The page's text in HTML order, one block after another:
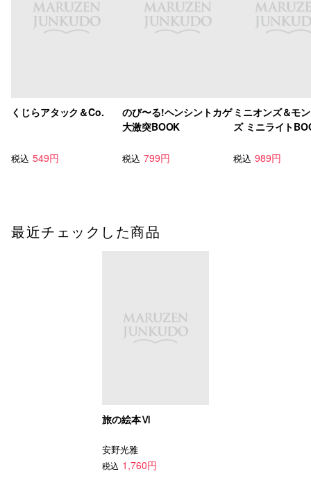
くじらアタック＆Co.
税込 549円
のび〜る!ヘンシントカゲ
大激突BOOK
税込 799円
ミニオンズ＆モ
ズ ミニライト
税込 989円
最近チェックした商品
旅の絵本Ⅵ
安野光雅
税込 1,760円